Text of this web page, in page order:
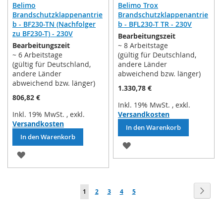
Belimo
Brandschutzklappenantrie
b - BF230-TN (Nachfolger
zu BF230-T) - 230V
Bearbeitungszeit
~ 6 Arbeitstage
(gültig für Deutschland,
andere Länder
abweichend bzw. länger)
806,82 €
Inkl. 19% MwSt. , exkl.
Versandkosten
In den Warenkorb
ZUR
WUNSCHLISTE
Belimo Trox
Brandschutzklappenantrie
b - BFL230-T TR - 230V
Bearbeitungszeit
~ 8 Arbeitstage
(gültig für Deutschland,
andere Länder
abweichend bzw. länger)
1.330,78 €
Inkl. 19% MwSt. , exkl.
Versandkosten
In den Warenkorb
ZUR
WUNSCHLISTE
Seite
Sie
1 Seite
2 Seite
3 Seite
4 Seite
5